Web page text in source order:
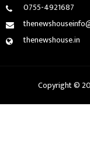
0755-4921687
thenewshouse.in
Copyright ©